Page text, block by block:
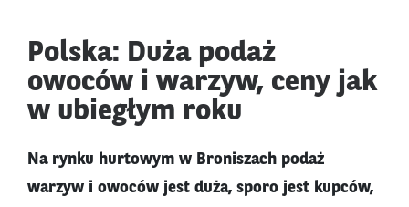
Polska: Duża podaż
owoców i warzyw, ceny jak
w ubiegłym roku
Na rynku hurtowym w Broniszach podaż
warzyw i owoców jest duża, sporo jest kupców,